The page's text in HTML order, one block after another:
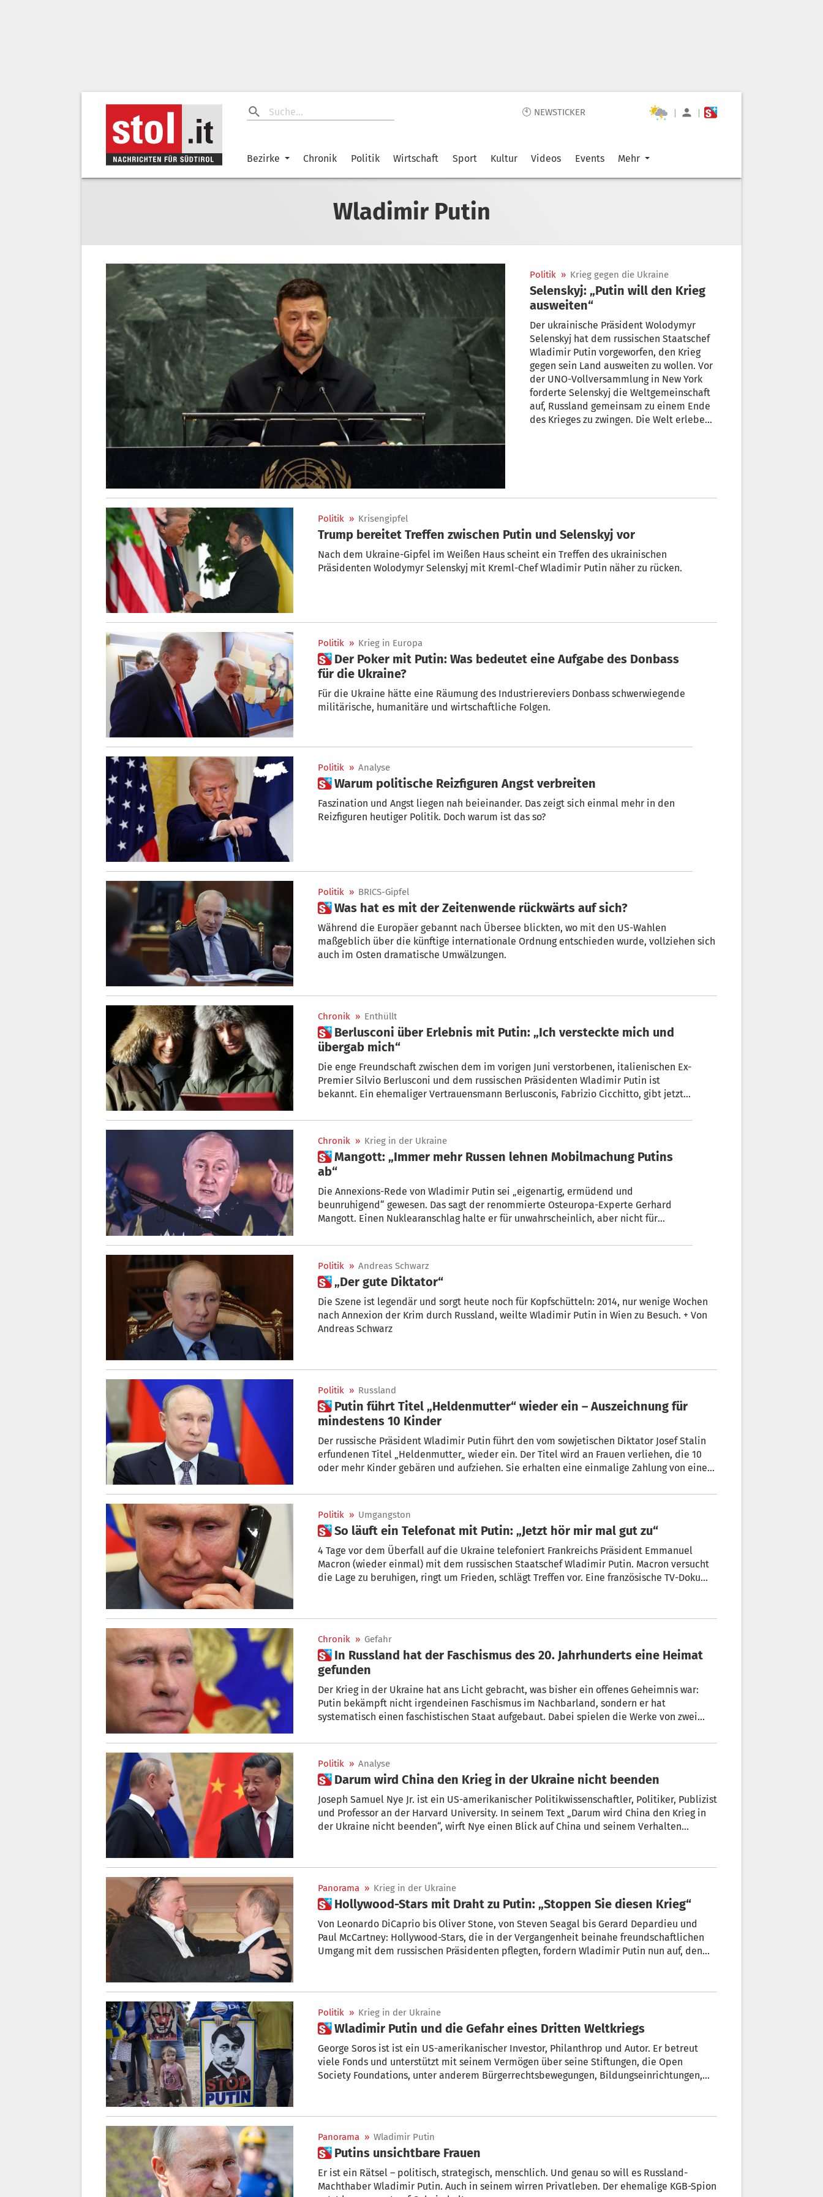
🕙 NEWSTICKER | |
Bezirke Chronik Politik Wirtschaft Sport Kultur Videos Events Mehr
Wladimir Putin
Politik » Krieg gegen die Ukraine
Selenskyj: „Putin will den Krieg
ausweiten“
Der ukrainische Präsident Wolodymyr
Selenskyj hat dem russischen Staatschef
Wladimir Putin vorgeworfen, den Krieg
gegen sein Land ausweiten zu wollen. Vor
der UNO-Vollversammlung in New York
forderte Selenskyj die Weltgemeinschaft
auf, Russland gemeinsam zu einem Ende
des Krieges zu zwingen. Die Welt erlebe
Politik » Krisengipfel
Trump bereitet Treffen zwischen Putin und Selenskyj vor
Nach dem Ukraine-Gipfel im Weißen Haus scheint ein Treffen des ukrainischen
Präsidenten Wolodymyr Selenskyj mit Kreml-Chef Wladimir Putin näher zu rücken.
Politik » Krieg in Europa
 Der Poker mit Putin: Was bedeutet eine Aufgabe des Donbass
für die Ukraine?
Für die Ukraine hätte eine Räumung des Industriereviers Donbass schwerwiegende
militärische, humanitäre und wirtschaftliche Folgen.
Politik » Analyse
 Warum politische Reizfiguren Angst verbreiten
Faszination und Angst liegen nah beieinander. Das zeigt sich einmal mehr in den
Reizfiguren heutiger Politik. Doch warum ist das so?
Politik » BRICS-Gipfel
 Was hat es mit der Zeitenwende rückwärts auf sich?
Während die Europäer gebannt nach Übersee blickten, wo mit den US-Wahlen
maßgeblich über die künftige internationale Ordnung entschieden wurde, vollziehen sich
auch im Osten dramatische Umwälzungen.
Chronik » Enthüllt
 Berlusconi über Erlebnis mit Putin: „Ich versteckte mich und
übergab mich“
Die enge Freundschaft zwischen dem im vorigen Juni verstorbenen, italienischen Ex-
Premier Silvio Berlusconi und dem russischen Präsidenten Wladimir Putin ist
bekannt. Ein ehemaliger Vertrauensmann Berlusconis, Fabrizio Cicchitto, gibt jetzt
Chronik » Krieg in der Ukraine
 Mangott: „Immer mehr Russen lehnen Mobilmachung Putins
ab“
Die Annexions-Rede von Wladimir Putin sei „eigenartig, ermüdend und
beunruhigend“ gewesen. Das sagt der renommierte Osteuropa-Experte Gerhard
Mangott. Einen Nuklearanschlag halte er für unwahrscheinlich, aber nicht für
Politik » Andreas Schwarz
 „Der gute Diktator“
Die Szene ist legendär und sorgt heute noch für Kopfschütteln: 2014, nur wenige Wochen
nach Annexion der Krim durch Russland, weilte Wladimir Putin in Wien zu Besuch. + Von
Andreas Schwarz
Politik » Russland
 Putin führt Titel „Heldenmutter“ wieder ein – Auszeichnung für
mindestens 10 Kinder
Der russische Präsident Wladimir Putin führt den vom sowjetischen Diktator Josef Stalin
erfundenen Titel „Heldenmutter„ wieder ein. Der Titel wird an Frauen verliehen, die 10
oder mehr Kinder gebären und aufziehen. Sie erhalten eine einmalige Zahlung von einer
Politik » Umgangston
 So läuft ein Telefonat mit Putin: „Jetzt hör mir mal gut zu“
4 Tage vor dem Überfall auf die Ukraine telefoniert Frankreichs Präsident Emmanuel
Macron (wieder einmal) mit dem russischen Staatschef Wladimir Putin. Macron versucht
die Lage zu beruhigen, ringt um Frieden, schlägt Treffen vor. Eine französische TV-Doku
Chronik » Gefahr
 In Russland hat der Faschismus des 20. Jahrhunderts eine Heimat
gefunden
Der Krieg in der Ukraine hat ans Licht gebracht, was bisher ein offenes Geheimnis war:
Putin bekämpft nicht irgendeinen Faschismus im Nachbarland, sondern er hat
systematisch einen faschistischen Staat aufgebaut. Dabei spielen die Werke von zwei
Hintergrundbericht. + Von Hubert Oeggl
Politik » Analyse
 Darum wird China den Krieg in der Ukraine nicht beenden
Joseph Samuel Nye Jr. ist ein US-amerikanischer Politikwissenschaftler, Politiker, Publizist
und Professor an der Harvard University. In seinem Text „Darum wird China den Krieg in
der Ukraine nicht beenden“, wirft Nye einen Blick auf China und seinem Verhalten
Panorama » Krieg in der Ukraine
 Hollywood-Stars mit Draht zu Putin: „Stoppen Sie diesen Krieg“
Von Leonardo DiCaprio bis Oliver Stone, von Steven Seagal bis Gerard Depardieu und
Paul McCartney: Hollywood-Stars, die in der Vergangenheit beinahe freundschaftlichen
Umgang mit dem russischen Präsidenten pflegten, fordern Wladimir Putin nun auf, den
Politik » Krieg in der Ukraine
 Wladimir Putin und die Gefahr eines Dritten Weltkriegs
George Soros ist ist ein US-amerikanischer Investor, Philanthrop und Autor. Er betreut
viele Fonds und unterstützt mit seinem Vermögen über seine Stiftungen, die Open
Society Foundations, unter anderem Bürgerrechtsbewegungen, Bildungseinrichtungen,
Panorama » Wladimir Putin
 Putins unsichtbare Frauen
Er ist ein Rätsel – politisch, strategisch, menschlich. Und genau so will es Russland-
Machthaber Wladimir Putin. Auch in seinem wirren Privatleben. Der ehemalige KGB-Spion